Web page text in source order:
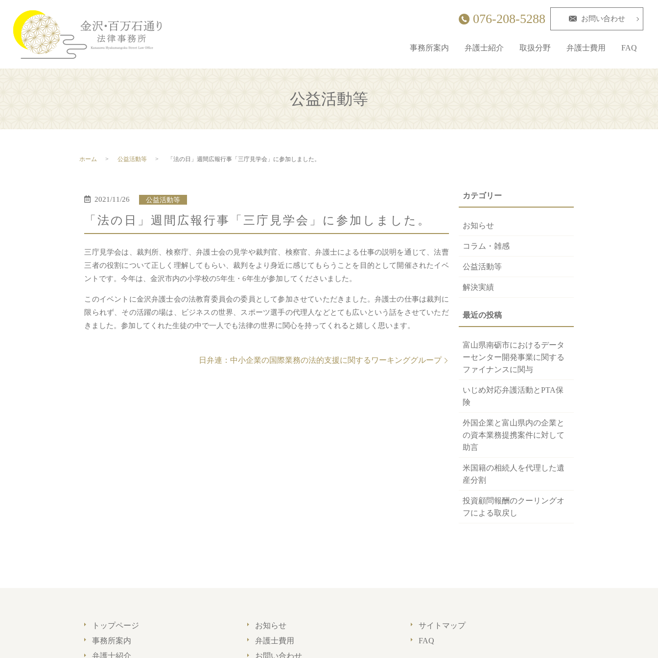
事務所案内 弁護士紹介 取扱分野 弁護士費用 FAQ
076-208-5288 お問い合わせ
公益活動等
ホーム 公益活動等 「法の日」週間広報行事「三庁見学会」に参加しました。
2021/11/26 公益活動等
「法の日」週間広報行事「三庁見学会」に参加しました。
三庁見学会は、裁判所、検察庁、弁護士会の見学や裁判官、検察官、弁護士による仕事の説明を通じて、法曹
三者の役割について正しく理解してもらい、裁判をより身近に感じてもらうことを目的として開催されたイベ
ントです。今年は、金沢市内の小学校の5年生・6年生が参加してくださいました。
このイベントに金沢弁護士会の法教育委員会の委員として参加させていただきました。弁護士の仕事は裁判に
限られず、その活躍の場は、ビジネスの世界、スポーツ選手の代理人などとても広いという話をさせていただ
きました。参加してくれた生徒の中で一人でも法律の世界に関心を持ってくれると嬉しく思います。
日弁連：中小企業の国際業務の法的支援に関するワーキンググループ
お知らせ
コラム・雑感
公益活動等
解決実績
富山県南砺市におけるデータ
ーセンター開発事業に関する
ファイナンスに関与
いじめ対応弁護活動とPTA保
険
外国企業と富山県内の企業と
の資本業務提携案件に対して
助言
米国籍の相続人を代理した遺
産分割
投資顧問報酬のクーリングオ
フによる取戻し
トップページ
事務所案内
弁護士紹介
お知らせ
弁護士費用
お問い合わせ
サイトマップ
FAQ